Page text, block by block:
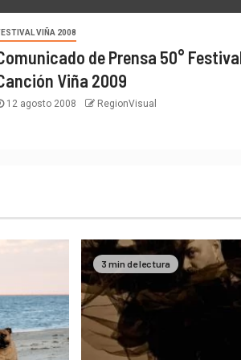
VIÑA 2008
de Prensa 50°
Viña 2009
12 agosto 2008 RegionVisual
3 min de lectura